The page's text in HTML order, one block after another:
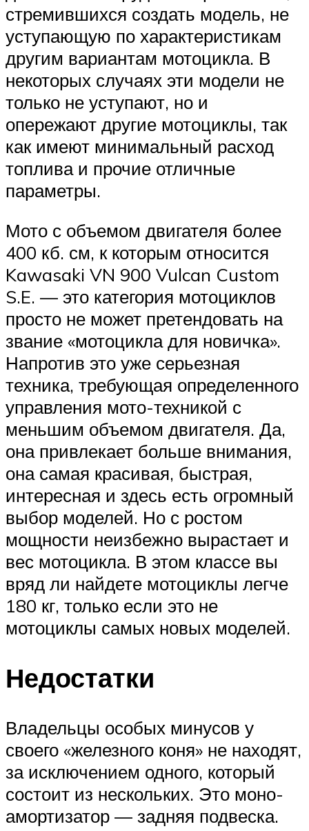
стремившихся создать модель, не
уступающую по характеристикам
другим вариантам мотоцикла. В
некоторых случаях эти модели не
только не уступают, но и
опережают другие мотоциклы, так
как имеют минимальный расход
топлива и прочие отличные
параметры.
Мото с объемом двигателя более
400 кб. см, к которым относится
Kawasaki VN 900 Vulcan Custom
S.E. — это категория мотоциклов
просто не может претендовать на
звание «мотоцикла для новичка».
Напротив это уже серьезная
техника, требующая определенного
управления мото-техникой с
меньшим объемом двигателя. Да,
она привлекает больше внимания,
она самая красивая, быстрая,
интересная и здесь есть огромный
выбор моделей. Но с ростом
мощности неизбежно вырастает и
вес мотоцикла. В этом классе вы
вряд ли найдете мотоциклы легче
180 кг, только если это не
мотоциклы самых новых моделей.
Недостатки
Владельцы особых минусов у
своего «железного коня» не находят,
за исключением одного, который
состоит из нескольких. Это моно-
амортизатор — задняя подвеска.